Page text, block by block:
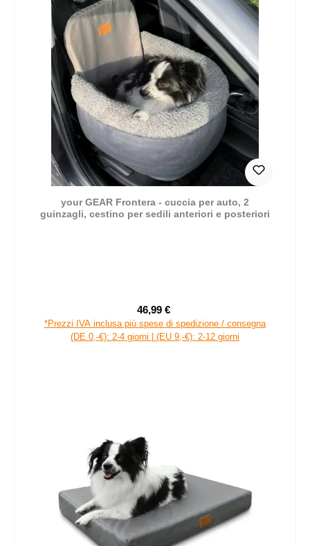
your GEAR Frontera - cuccia per auto, 2
guinzagli, cestino per sedili anteriori e posteriori
Prezzo di vendita:
46,99 €
*Prezzi IVA inclusa più spese di spedizione / consegna
(DE 0,-€): 2-4 giorni | (EU 9,-€): 2-12 giorni